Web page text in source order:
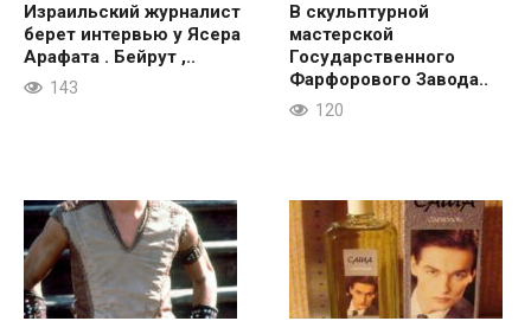
Израильский журналист
берет интервью у Ясера
Арафата . Бейрут ,..
143
В скульптурной
мастерской
Государственного
Фарфорового Завода..
120